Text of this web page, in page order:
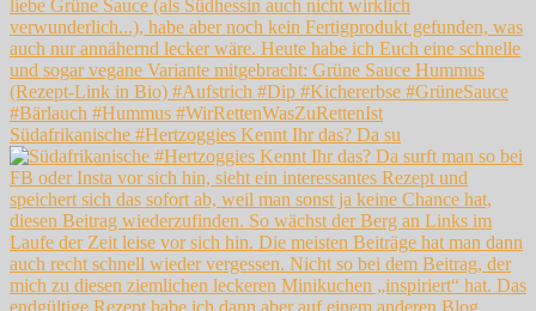
Südafrikanische #Hertzoggies Kennt Ihr das? Da su